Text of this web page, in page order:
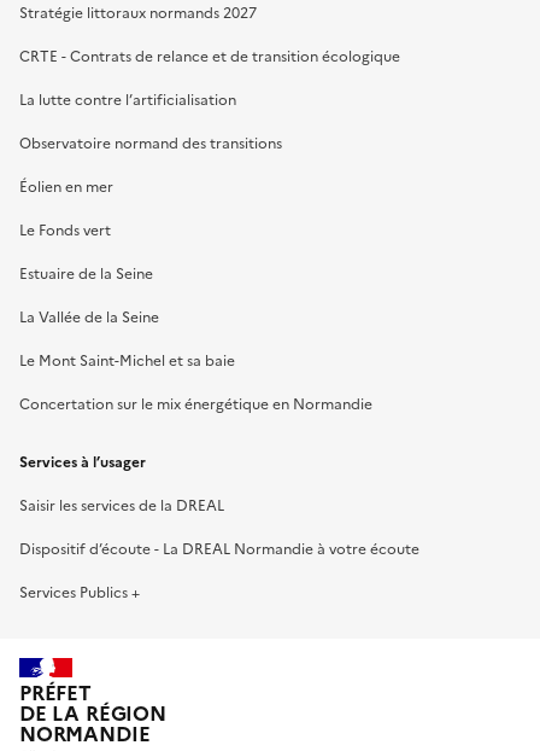
Stratégie littoraux normands 2027
CRTE - Contrats de relance et de transition écologique
La lutte contre l’artificialisation
Observatoire normand des transitions
Éolien en mer
Le Fonds vert
Estuaire de la Seine
La Vallée de la Seine
Le Mont Saint-Michel et sa baie
Concertation sur le mix énergétique en Normandie
Services à l’usager
Saisir les services de la DREAL
Dispositif d’écoute - La DREAL Normandie à votre écoute
Services Publics +
PRÉFET
DE LA RÉGION
NORMANDIE